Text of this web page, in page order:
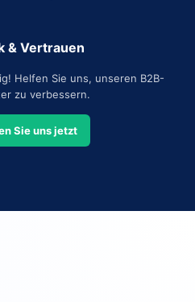
& Vertrauen
Helfen Sie uns, unseren B2B-
zu verbessern.
Sie uns jetzt